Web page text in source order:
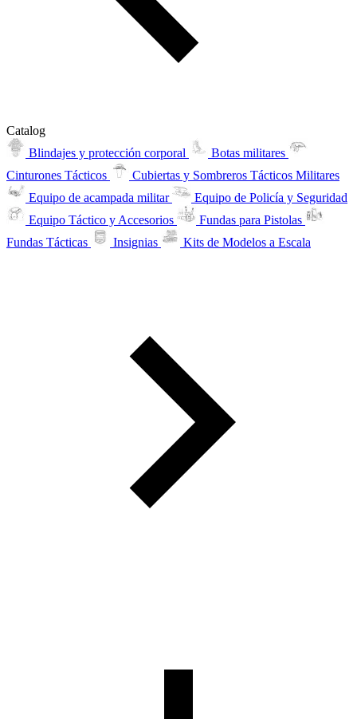
Catalog
Blindajes y protección corporal
Botas militares
Cinturones Tácticos
Cubiertas y Sombreros Tácticos Militares
Equipo de acampada militar
Equipo de Policía y Seguridad
Equipo Táctico y Accesorios
Fundas para Pistolas
Fundas Tácticas
Insignias Kits de Modelos a Escala